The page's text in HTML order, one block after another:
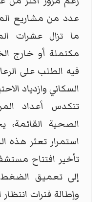
عدد من مشاريع
ما تزال عشرات
مكتملة أو خارج
فيه الطلب على
السكاني وازدياد
تتكدس أعداد
الصحية
استمرار تعثر هذه
تأخير افتتاح
إلى تعميق الضغط
وإطالة فترات